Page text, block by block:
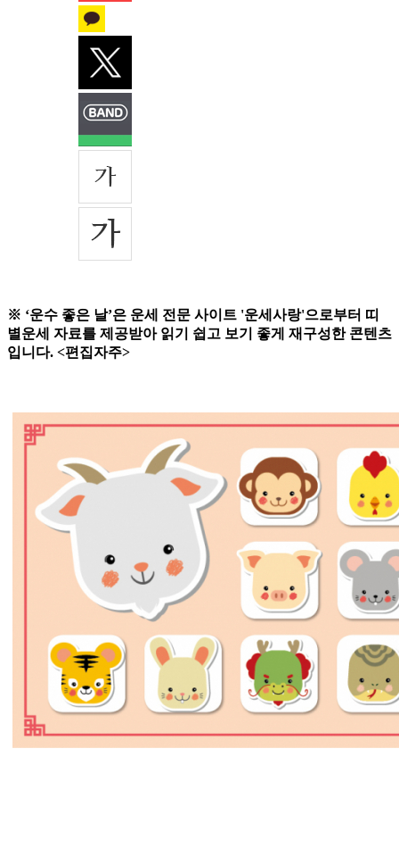
※ ‘운수 좋은 날’은 운세 전문 사이트 '운세사랑'으로부터 띠
별운세 자료를 제공받아 읽기 쉽고 보기 좋게 재구성한 콘텐츠
입니다. <편집자주>